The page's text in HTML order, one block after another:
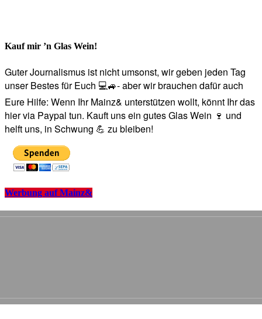
Kauf mir ’n Glas Wein!
Guter Journalismus ist nicht umsonst, wir geben jeden Tag
unser Bestes für Euch 💻🚙- aber wir brauchen dafür auch
Eure Hilfe: Wenn Ihr Mainz& unterstützen wollt, könnt Ihr das
hier via Paypal tun. Kauft uns ein gutes Glas Wein 🍷 und
helft uns, in Schwung 💪 zu bleiben!
Werbung auf Mainz&